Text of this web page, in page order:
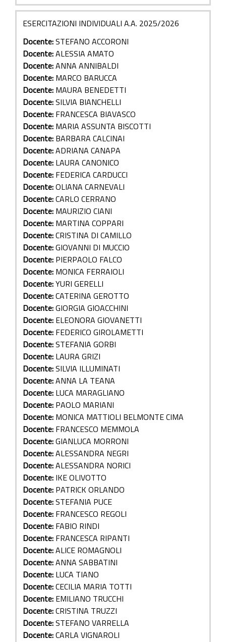
ESERCITAZIONI INDIVIDUALI A.A. 2025/2026
Docente:STEFANO ACCORONI
Docente:ALESSIA AMATO
Docente:ANNA ANNIBALDI
Docente: MARCO BARUCCA
Docente: MAURA BENEDETTI
Docente:SILVIA BIANCHELLI
Docente: FRANCESCA BIAVASCO
Docente: MARIA ASSUNTA BISCOTTI
Docente: BARBARA CALCINAI
Docente:ADRIANA CANAPA
Docente: LAURA CANONICO
Docente: FEDERICA CARDUCCI
Docente:OLIANA CARNEVALI
Docente:CARLO CERRANO
Docente: MAURIZIO CIANI
Docente: MARTINA COPPARI
Docente:CRISTINA DI CAMILLO
Docente:GIOVANNI DI MUCCIO
Docente: PIERPAOLO FALCO
Docente: MONICA FERRAIOLI
Docente:YURI GERELLI
Docente:CATERINA GEROTTO
Docente:GIORGIA GIOACCHINI
Docente: ELEONORA GIOVANETTI
Docente: FEDERICO GIROLAMETTI
Docente:STEFANIA GORBI
Docente: LAURA GRIZI
Docente:SILVIA ILLUMINATI
Docente:ANNA LA TEANA
Docente: LUCA MARAGLIANO
Docente: PAOLO MARIANI
Docente: MONICA MATTIOLI BELMONTE CIMA
Docente: FRANCESCO MEMMOLA
Docente:GIANLUCA MORRONI
Docente:ALESSANDRA NEGRI
Docente:ALESSANDRA NORICI
Docente: IKE OLIVOTTO
Docente: PATRICK ORLANDO
Docente:STEFANIA PUCE
Docente: FRANCESCO REGOLI
Docente: FABIO RINDI
Docente: FRANCESCA RIPANTI
Docente:ALICE ROMAGNOLI
Docente:ANNA SABBATINI
Docente: LUCA TIANO
Docente:CECILIA MARIA TOTTI
Docente: EMILIANO TRUCCHI
Docente:CRISTINA TRUZZI
Docente:STEFANO VARRELLA
Docente:CARLA VIGNAROLI